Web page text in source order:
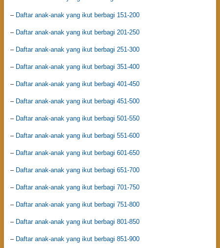
– Daftar anak-anak yang ikut berbagi 151-200
– Daftar anak-anak yang ikut berbagi 201-250
– Daftar anak-anak yang ikut berbagi 251-300
– Daftar anak-anak yang ikut berbagi 351-400
– Daftar anak-anak yang ikut berbagi 401-450
– Daftar anak-anak yang ikut berbagi 451-500
– Daftar anak-anak yang ikut berbagi 501-550
– Daftar anak-anak yang ikut berbagi 551-600
– Daftar anak-anak yang ikut berbagi 601-650
– Daftar anak-anak yang ikut berbagi 651-700
– Daftar anak-anak yang ikut berbagi 701-750
– Daftar anak-anak yang ikut berbagi 751-800
– Daftar anak-anak yang ikut berbagi 801-850
– Daftar anak-anak yang ikut berbagi 851-900